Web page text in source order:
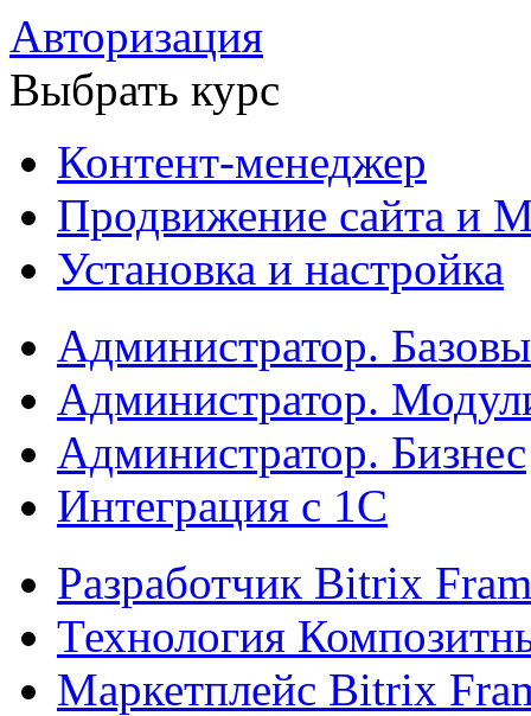
Авторизация
Выбрать курс
Контент-менеджер
Продвижение сайта и
Установка и настройка
Администратор.
Администратор.
Администратор. Бизнес
Интеграция с 1С
Разработчик Bitrix
Технология
Маркетплейс Bitrix